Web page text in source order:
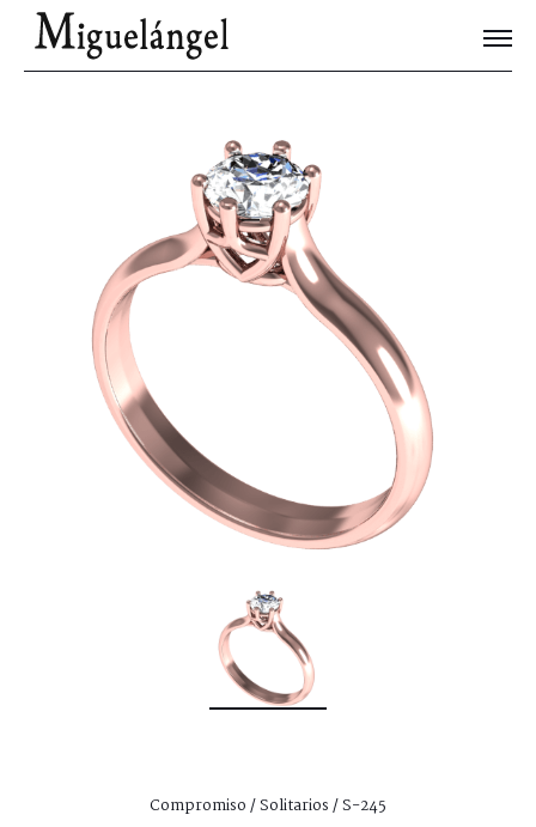
Joyas Únicas
Blog
Contacto
Compromiso/Solitarios/ S-245